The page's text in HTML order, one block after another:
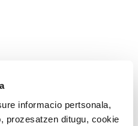
informacio pertsonala,
prozesatzen ditugu, cookie